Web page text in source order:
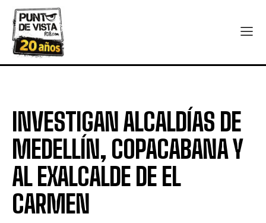
INVESTIGAN ALCALDÍAS DE
MEDELLÍN, COPACABANA Y
AL EXALCALDE DE EL
CARMEN